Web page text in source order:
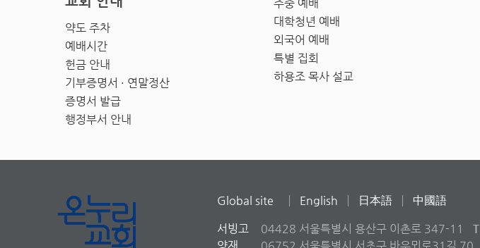
주중 예배
대학청년 예배
외국어 예배
특별 집회
하용조 목사 설교
약도 주차
예배시간
헌금 안내
기부증명서 · 연말정산
증명서 발급
행정부서 안내
Global site English 日本語 中國語
서빙고 04428 서울특별시 용산구 이촌로 347-11 T